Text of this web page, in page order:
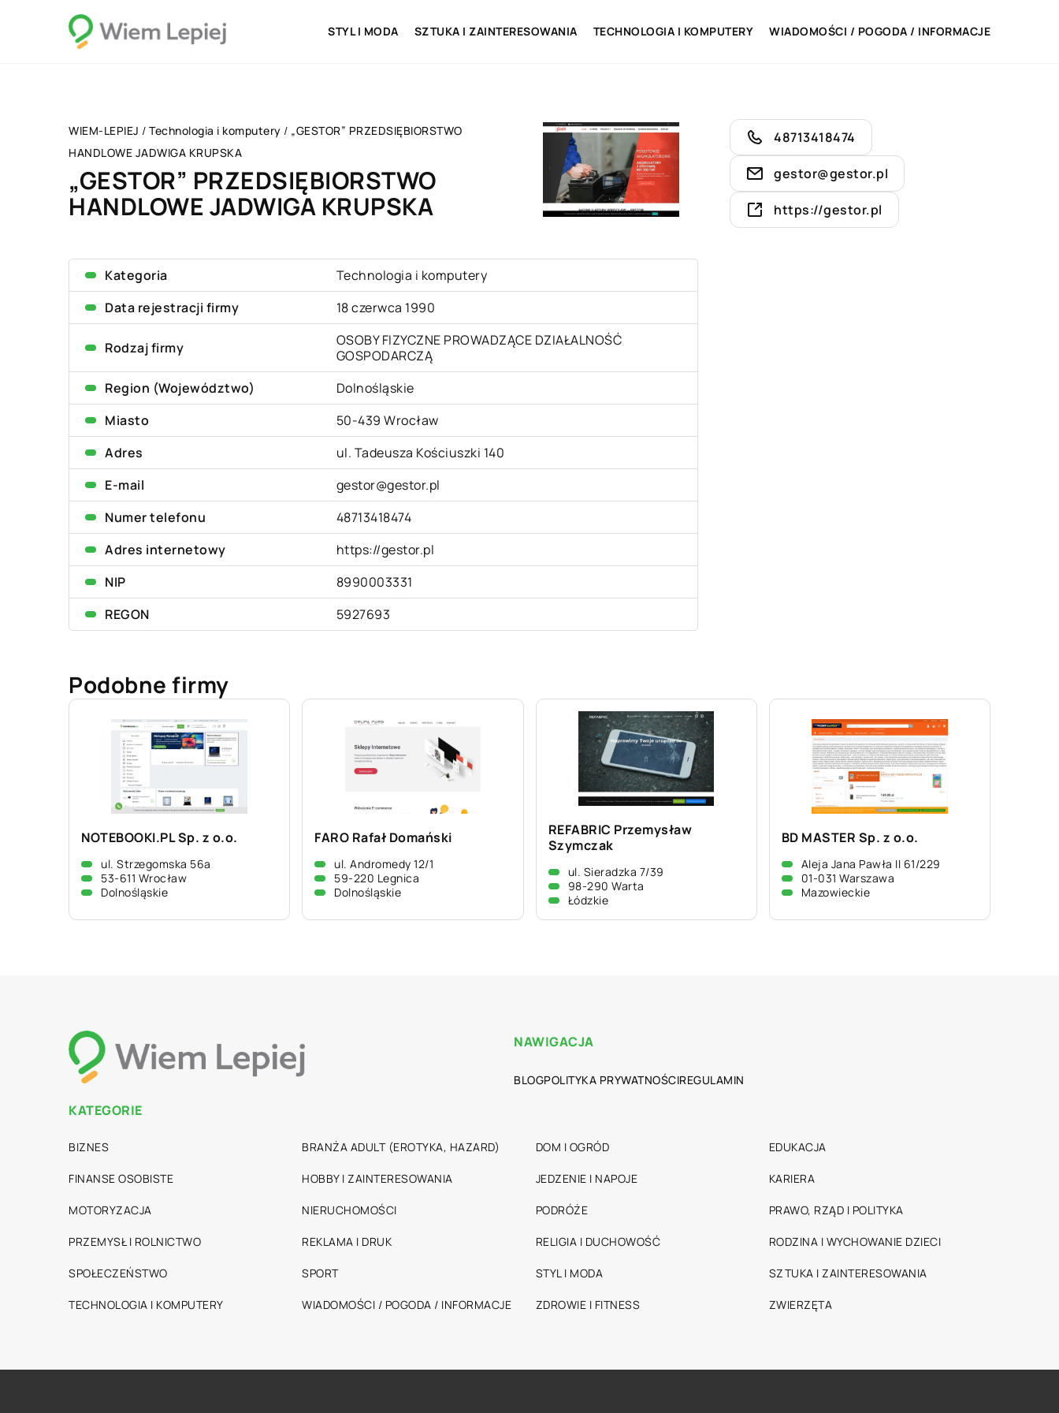
STYL I MODA SZTUKA I ZAINTERESOWANIA TECHNOLOGIA I KOMPUTERY WIADOMOŚCI / POGODA / INFORMACJE
WIEM-LEPIEJ / Technologia i komputery / „GESTOR” PRZEDSIĘBIORSTWO
HANDLOWE JADWIGA KRUPSKA
„GESTOR” PRZEDSIĘBIORSTWO
HANDLOWE JADWIGA KRUPSKA
Kategoria
Technologia i komputery
Data rejestracji firmy
18 czerwca 1990
Rodzaj firmy
OSOBY FIZYCZNE PROWADZĄCE DZIAŁALNOŚĆ
GOSPODARCZĄ
Region (Województwo)
Dolnośląskie
Miasto
50-439 Wrocław
Adres
ul. Tadeusza Kościuszki 140
E-mail
gestor@gestor.pl
Numer telefonu
48713418474
Adres internetowy
https://gestor.pl
NIP
8990003331
REGON
5927693
48713418474
gestor@gestor.pl
https://gestor.pl
Podobne firmy
NOTEBOOKI.PL Sp. z o.o.
ul. Strzegomska 56a
53-611 Wrocław
Dolnośląskie
FARO Rafał Domański
ul. Andromedy 12/1
59-220 Legnica
Dolnośląskie
REFABRIC Przemysław
Szymczak
ul. Sieradzka 7/39
98-290 Warta
Łódzkie
BD MASTER Sp. z o.o.
Aleja Jana Pawła II 61/229
01-031 Warszawa
Mazowieckie
NAWIGACJA
BLOGPOLITYKA PRYWATNOŚCIREGULAMIN
KATEGORIE
BIZNES BRANŻA ADULT (EROTYKA, HAZARD) DOM I OGRÓD EDUKACJA
FINANSE OSOBISTE HOBBY I ZAINTERESOWANIA JEDZENIE I NAPOJE KARIERA
MOTORYZACJA NIERUCHOMOŚCI PODRÓŻE PRAWO, RZĄD I POLITYKA
PRZEMYSŁ I ROLNICTWO REKLAMA I DRUK RELIGIA I DUCHOWOŚĆ RODZINA I WYCHOWANIE DZIECI
SPOŁECZEŃSTWO SPORT STYL I MODA SZTUKA I ZAINTERESOWANIA
TECHNOLOGIA I KOMPUTERY WIADOMOŚCI / POGODA / INFORMACJE ZDROWIE I FITNESS ZWIERZĘTA